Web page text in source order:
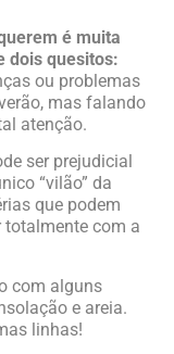
é muita
dois quesitos:
ou problemas
mas falando
atenção.
ser prejudicial
“vilão” da
que podem
totalmente com a
com alguns
e areia.
linhas!